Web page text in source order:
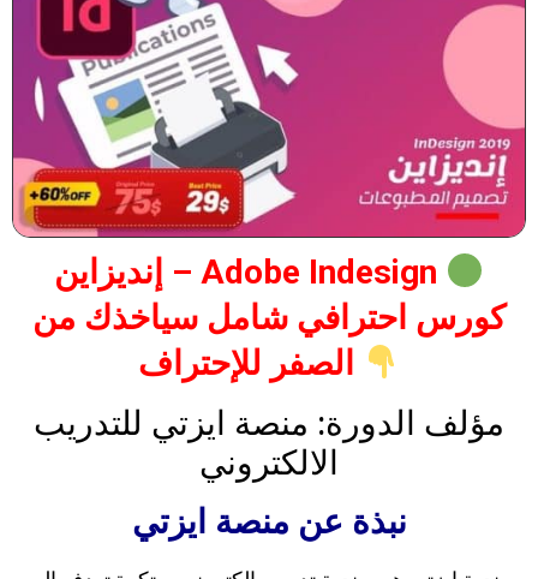
إنديزاين – Adobe Indesign
كورس احترافي شامل سياخذك من
مؤلف الدورة: منصة ايزتي للتدريب
الالكتروني
نبذة عن منصة ايزتي